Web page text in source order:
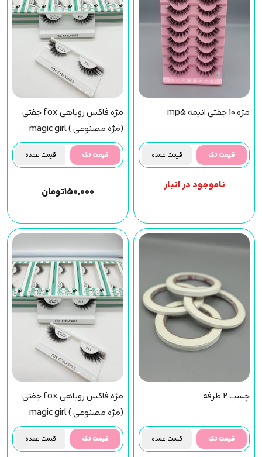
مژه 10 جفتی انیمه mp5
قیمت تک قیمت عمده
ناموجود در انبار
مژه فاکس روباهی fox جفتی
(مژه مصنوعی ) magic girl
(f30) مجیک گرل
قیمت تک قیمت عمده
۱۵۰,۰۰۰تومان
چسب 2 طرفه
قیمت تک قیمت عمده
مژه فاکس روباهی fox جفتی
(مژه مصنوعی ) magic girl
(f43) مجیک گرل
قیمت تک قیمت عمده